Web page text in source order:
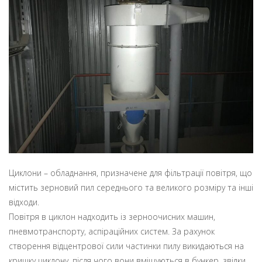
Циклони – обладнання, призначене для фільтрації повітря, що
містить зерновий пил середнього та великого розміру та інші
відходи.
Повітря в циклон надходить із зерноочисних машин,
пневмотранспорту, аспіраційних систем. За рахунок
створення відцентрової сили частинки пилу викидаються на